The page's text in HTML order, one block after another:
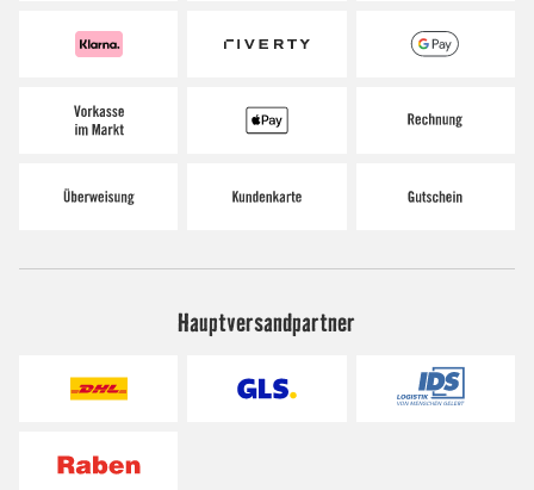
Hauptversandpartner